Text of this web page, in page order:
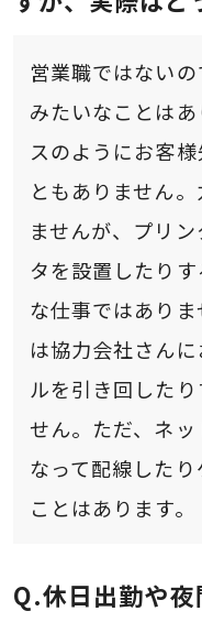
営業職ではない
みたいなことは
スのようにお客
ともありません
ませんが、プリ
タを設置したり
な仕事ではあり
は協力会社さん
ルを引き回した
せん。ただ、ネ
なって配線した
ことはあります。
休日出勤や